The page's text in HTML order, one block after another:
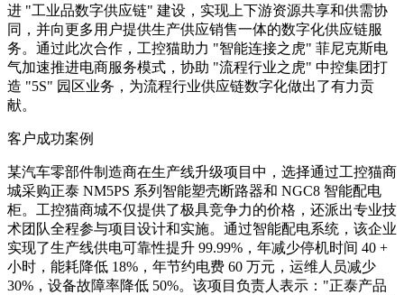
进 "工业品数字供应链" 建设，实现上下游资源共享和供需协
同，并向更多用户提供生产供应销售一体的数字化供应链服
务。通过此次合作，工控猫助力 "智能连接之虎" 菲尼克斯电
气加速推进电商服务模式，协助 "流程行业之虎" 中控集团打
造 "5S" 园区业务，为流程行业供应链数字化做出了有力贡
献。
客户成功案例
某汽车零部件制造商在生产线升级项目中，选择通过工控猫商
城采购正泰 NM5PS 系列智能塑壳断路器和 NGC8 智能配电
柜。工控猫商城不仅提供了极具竞争力的价格，还派出专业技
术团队全程参与项目设计和实施。通过智能配电系统，该企业
实现了生产线供电可靠性提升 99.99%，年减少停机时间 40 +
小时，能耗降低 18%，年节约电费 60 万元，运维人员减少
30%，设备故障率降低 50%。该项目负责人表示："正泰产品